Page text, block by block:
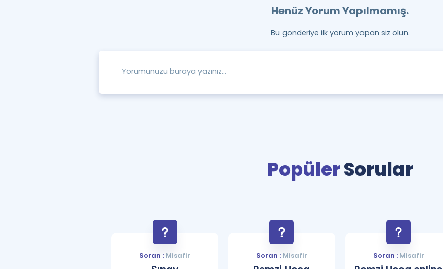
Henüz Yorum Yapılmamış.
Bu gönderiye ilk yorum yapan siz olun.
PopülerSorular
Soran : Misafir Soran :Misafir Soran :Misafir